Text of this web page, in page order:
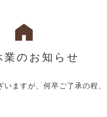
業のお知らせ
ますが、何卒ご了承の程、